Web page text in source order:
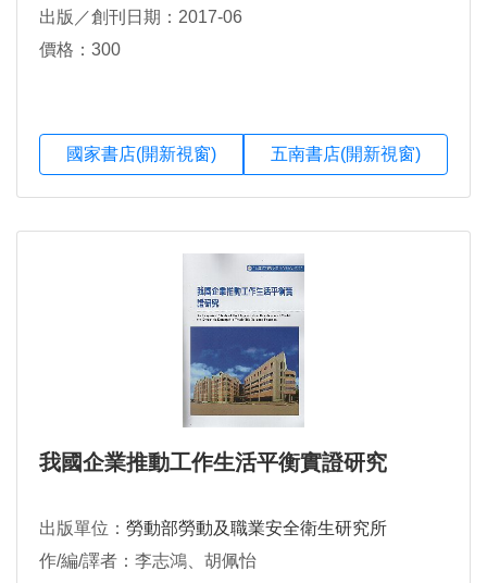
出版／創刊日期：2017-06
價格：300
國家書店(開新視窗) 五南書店(開新視窗)
我國企業推動工作生活平衡實證研究
出版單位： 勞動部勞動及職業安全衛生研究所
作/編/譯者：李志鴻、胡佩怡